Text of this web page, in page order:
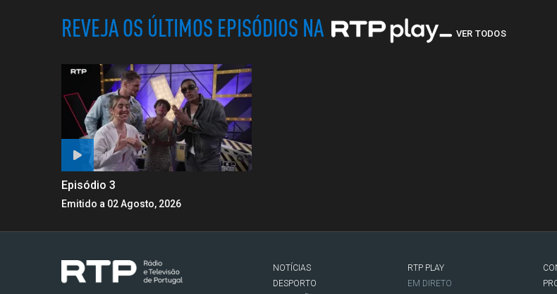
REVEJA OS ÚLTIMOS EPISÓDIOS NA VER TODOS
Episódio 3
Emitido a 02 Agosto, 2026
NOTÍCIAS
DESPORTO
RTP PLAY
EM DIRETO